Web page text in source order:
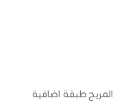
طبقة اضافية